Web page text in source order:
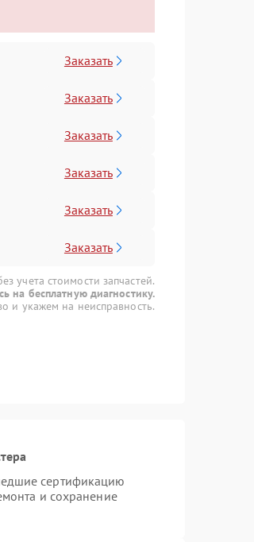
Заказать
Заказать
Заказать
Заказать
Заказать
Заказать
учета стоимости запчастей.
на бесплатную диагностику.
и укажем на неисправность.
сертификацию
и сохранение